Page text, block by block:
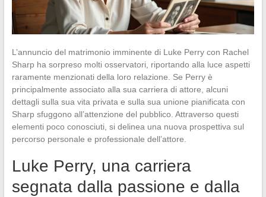
L’annuncio del matrimonio imminente di Luke Perry con Rachel
Sharp ha sorpreso molti osservatori, riportando alla luce aspetti
raramente menzionati della loro relazione. Se Perry è
principalmente associato alla sua carriera di attore, alcuni
dettagli sulla sua vita privata e sulla sua unione pianificata con
Sharp sfuggono all’attenzione del pubblico. Attraverso questi
elementi poco conosciuti, si delinea una nuova prospettiva sul
percorso personale e professionale dell’attore.
Luke Perry, una carriera
segnata dalla passione e dalla